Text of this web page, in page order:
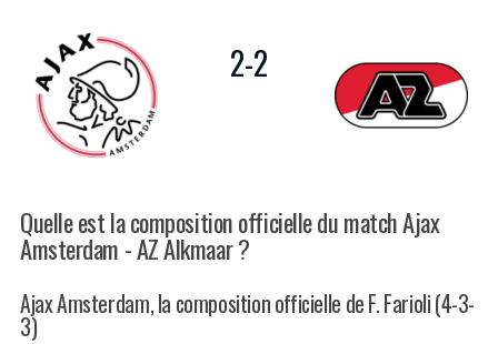
2-2
Quelle est la composition officielle du match Ajax
Amsterdam - AZ Alkmaar ?
Ajax Amsterdam, la composition officielle de F. Farioli (4-3-
3)